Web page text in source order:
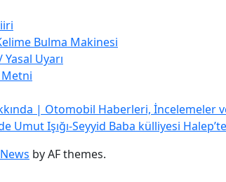
Bulma Makinesi
Uyarı
Metni
| Otomobil Haberleri, İncelemeler
Umut Işığı-Seyyid Baba külliyesi Halep’te
by AF themes.